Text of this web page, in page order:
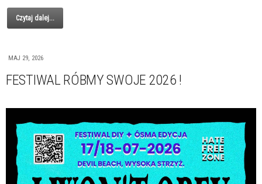
Czytaj dalej...
MAJ 29, 2026
FESTIWAL RÓBMY SWOJE 2026 !